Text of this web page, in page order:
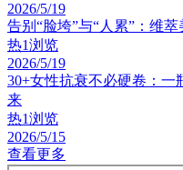
2026/5/19
告别“脸垮”与“人累”：维
热1浏览
2026/5/19
30+女性抗衰不必硬卷：一
来
热1浏览
2026/5/15
查看更多